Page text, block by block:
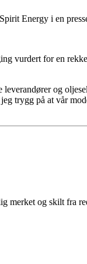
Energy i en
vurdert for en
og
trygg på at vår
merket og skilt fra